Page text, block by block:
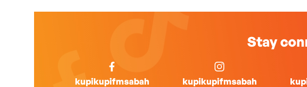
Stay
kupikupifmsabah kupikupifmsabah